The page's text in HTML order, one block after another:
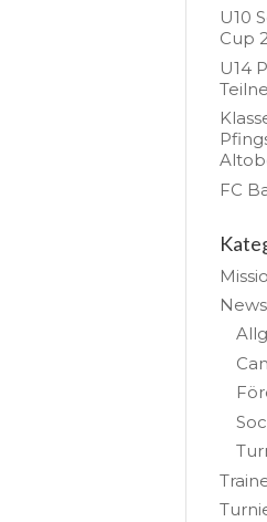
U10
Cup
U14
FC
News